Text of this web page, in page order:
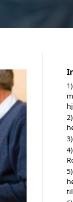
1)
2)
3)
4)
5)